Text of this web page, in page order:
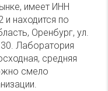
имеет ИНН
находится по
Оренбург, ул.
Лаборатория
средняя
смело